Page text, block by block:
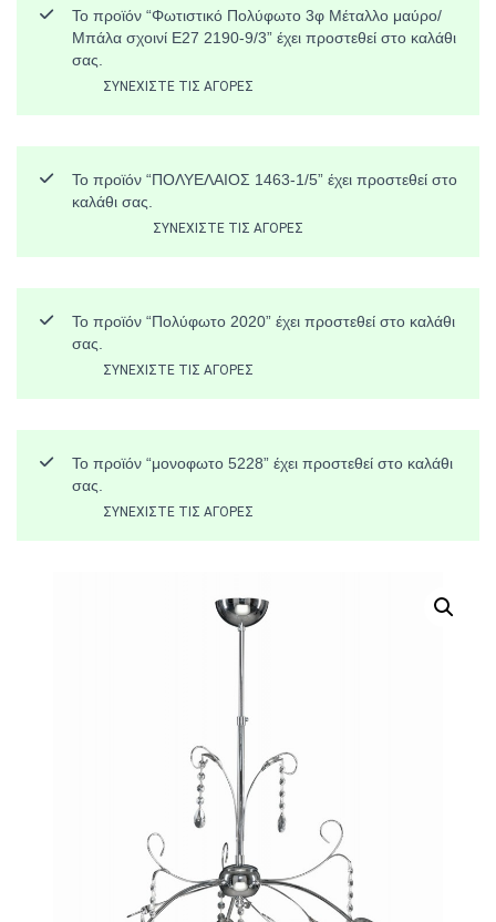
Το προϊόν “Φωτιστικό Πολύφωτο 3φ Μέταλλο μαύρο/
Μπάλα σχοινί Ε27 2190-9/3” έχει προστεθεί στο καλάθι
σας.
ΣΥΝΕΧΊΣΤΕ ΤΙΣ ΑΓΟΡΈΣ
Το προϊόν “ΠΟΛΥΕΛΑΙΟΣ 1463-1/5” έχει προστεθεί στο
καλάθι σας.
ΣΥΝΕΧΊΣΤΕ ΤΙΣ ΑΓΟΡΈΣ
Το προϊόν “Πολύφωτο 2020” έχει προστεθεί στο καλάθι
σας.
ΣΥΝΕΧΊΣΤΕ ΤΙΣ ΑΓΟΡΈΣ
Το προϊόν “μονοφωτο 5228” έχει προστεθεί στο καλάθι
σας.
ΣΥΝΕΧΊΣΤΕ ΤΙΣ ΑΓΟΡΈΣ